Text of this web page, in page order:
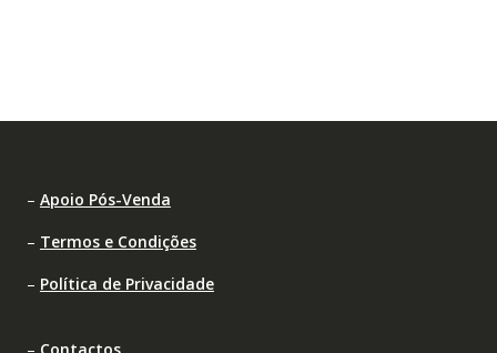
– Apoio Pós-Venda
– Termos e Condições
– Política de Privacidade